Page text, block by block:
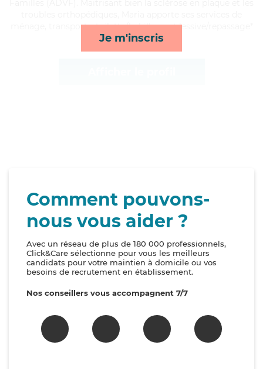
Je m'inscris
ménage, transports, toilette/habillage et lessive/repassage*
Comment pouvons-
nous vous aider ?
Avec un réseau de plus de 180 000 professionnels,
Click&Care sélectionne pour vous les meilleurs
candidats pour votre maintien à domicile ou vos
besoins de recrutement en établissement.
Nos conseillers vous accompagnent 7/7